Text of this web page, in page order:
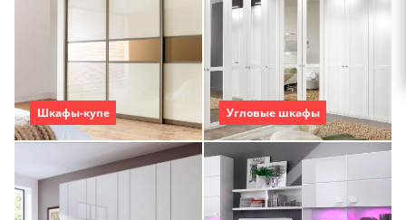
Шкафы-купе Угловые шкафы